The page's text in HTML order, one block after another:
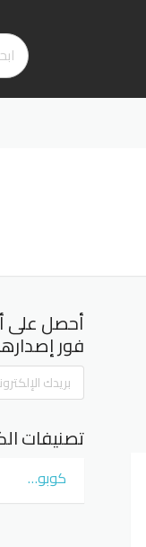
أحصل على
فور
تصنيفات
كوبونات و عروض سوق كوم